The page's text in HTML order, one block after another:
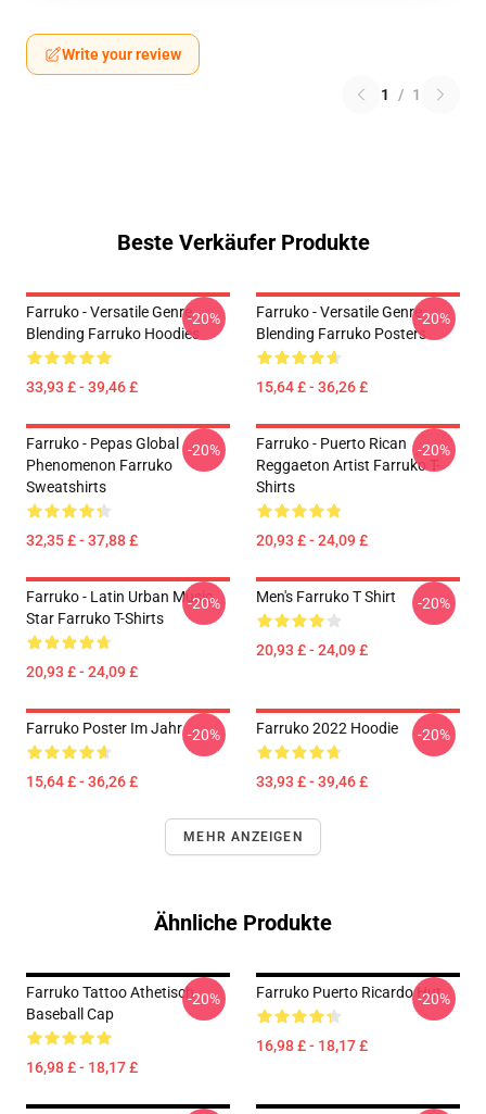
Write your review
1 / 1
Beste Verkäufer Produkte
Farruko - Versatile Genre
Blending Farruko Hoodies
33,93 £ - 39,46 £
-20%
Farruko - Versatile Genre
Blending Farruko Posters
15,64 £ - 36,26 £
-20%
Farruko - Pepas Global
Phenomenon Farruko
Sweatshirts
32,35 £ - 37,88 £
-20%
Farruko - Puerto Rican
Reggaeton Artist Farruko T-
Shirts
20,93 £ - 24,09 £
-20%
Farruko - Latin Urban Music
Star Farruko T-Shirts
20,93 £ - 24,09 £
-20% Men's Farruko T Shirt
20,93 £ - 24,09 £
-20%
Farruko Poster Im Jahr
15,64 £ - 36,26 £
-20% Farruko 2022 Hoodie
33,93 £ - 39,46 £
-20%
MEHR ANZEIGEN
Ähnliche Produkte
Farruko Tattoo Athetisch
Baseball Cap
16,98 £ - 18,17 £
-20% Farruko Puerto Ricardo Hut
16,98 £ - 18,17 £
-20%